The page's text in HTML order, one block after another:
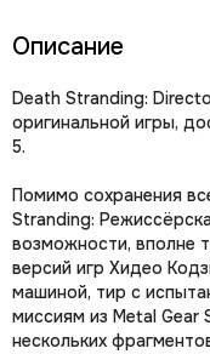
Описание
Death Stranding:
оригинальной игры,
5.
Помимо сохранения
Stranding:
возможности, вполне
версий игр Хидео
машиной, тир с
миссиям из Metal Gear
нескольких